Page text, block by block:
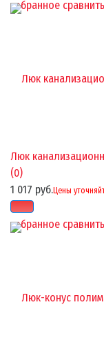
избранное сравнить
избранное сравнить
Люк
(0)
1 017 руб.Цены